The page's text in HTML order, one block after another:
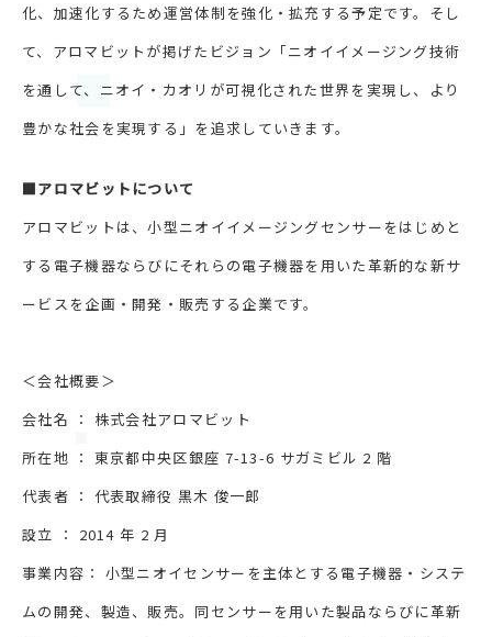
化、加速化するため運営体制を強化・拡充する予定です。そし
て、アロマビットが掲げたビジョン「ニオイイメージング技術
を通して、ニオイ・カオリが可視化された世界を実現し、より
豊かな社会を実現する」を追求していきます。
■アロマビットについて
アロマビットは、小型ニオイイメージングセンサーをはじめと
する電子機器ならびにそれらの電子機器を用いた革新的な新サ
ービスを企画・開発・販売する企業です。
＜会社概要＞
会社名 ： 株式会社アロマビット
所在地 ： 東京都中央区銀座 7-13-6 サガミビル 2 階
代表者 ： 代表取締役 黒木 俊一郎
設立 ： 2014 年 2 月
事業内容： 小型ニオイセンサーを主体とする電子機器・システ
ムの開発、製造、販売。同センサーを用いた製品ならびに革新